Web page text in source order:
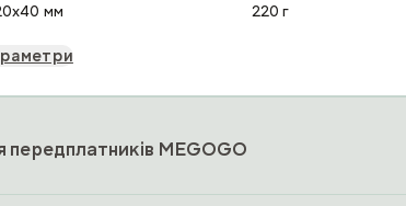
мм
220 г
передплатників MEGOGO